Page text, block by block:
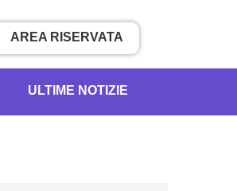
AREA RISERVATA
ULTIME NOTIZIE